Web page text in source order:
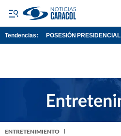
Tendencias: POSESIÓN PRESIDENCIAL
ENTRETENIMIENTO